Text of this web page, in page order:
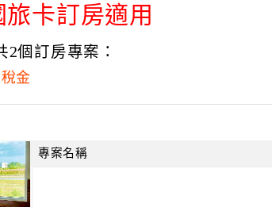
旅卡訂房適用
2個訂房專案：
金
專案名稱